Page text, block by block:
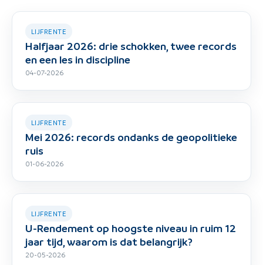
LIJFRENTE
Halfjaar 2026: drie schokken, twee records
en een les in discipline
04-07-2026
LIJFRENTE
Mei 2026: records ondanks de geopolitieke
ruis
01-06-2026
LIJFRENTE
U-Rendement op hoogste niveau in ruim 12
jaar tijd, waarom is dat belangrijk?
20-05-2026